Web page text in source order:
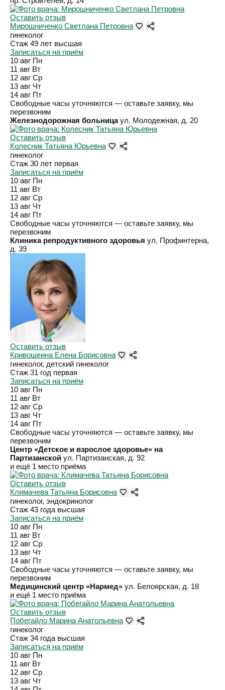
Оставить отзыв
Мирошниченко Светлана Петровна
гинеколог
Стаж 49 лет высшая
Записаться на приём
10 авг Пн
11 авг Вт
12 авг Ср
13 авг Чт
14 авг Пт
Свободные часы уточняются — оставьте заявку, мы
перезвоним
Железнодорожная больница ул. Молодежная, д. 20
Оставить отзыв
Колесник Татьяна Юрьевна
гинеколог
Стаж 30 лет первая
Записаться на приём
10 авг Пн
11 авг Вт
12 авг Ср
13 авг Чт
14 авг Пт
Свободные часы уточняются — оставьте заявку, мы
перезвоним
Клиника репродуктивного здоровья ул. Профинтерна,
д. 39
Оставить отзыв
Кривошеина Елена Борисовна
гинеколог, детский гинеколог
Стаж 31 год первая
Записаться на приём
10 авг Пн
11 авг Вт
12 авг Ср
13 авг Чт
14 авг Пт
Свободные часы уточняются — оставьте заявку, мы
перезвоним
Центр «Детское и взрослое здоровье» на
Партизанской ул. Партизанская, д. 92
и ещё 1 место приёма
Оставить отзыв
Климачева Татьяна Борисовна
гинеколог, эндокринолог
Стаж 43 года высшая
Записаться на приём
10 авг Пн
11 авг Вт
12 авг Ср
13 авг Чт
14 авг Пт
Свободные часы уточняются — оставьте заявку, мы
перезвоним
Медицинский центр «Нармед» ул. Белоярская, д. 18
и ещё 1 место приёма
Оставить отзыв
Побегайло Марина Анатольевна
гинеколог
Стаж 34 года высшая
Записаться на приём
10 авг Пн
11 авг Вт
12 авг Ср
13 авг Чт